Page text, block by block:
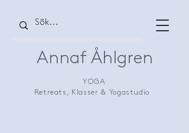
Annaf Åhlgren
YOGA
Retreats, Klasser & Yogastudio